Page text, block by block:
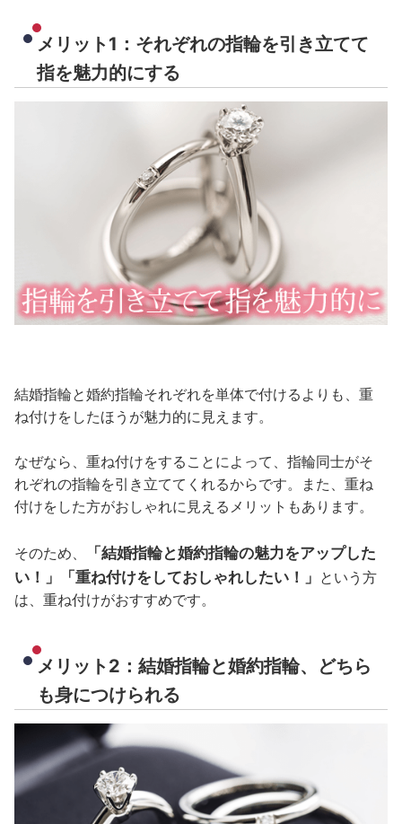
メリット1：それぞれの指輪を引き立てて
指を魅力的にする
結婚指輪と婚約指輪それぞれを単体で付けるよりも、重
ね付けをしたほうが魅力的に見えます。
なぜなら、重ね付けをすることによって、指輪同士がそ
れぞれの指輪を引き立ててくれるからです。また、重ね
付けをした方がおしゃれに見えるメリットもあります。
そのため、
「結婚指輪と婚約指輪の魅力をアップした
い！」「重ね付けをしておしゃれしたい！」 という方
は、重ね付けがおすすめです。
メリット2：結婚指輪と婚約指輪、どちら
も身につけられる